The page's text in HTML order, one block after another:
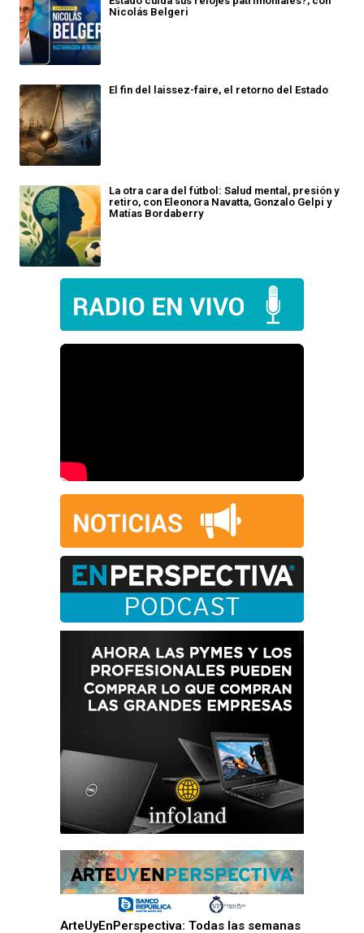
Nicolás Belgeri
El fin del laissez-faire, el retorno del Estado
La otra cara del fútbol: Salud mental, presión y
retiro, con Eleonora Navatta, Gonzalo Gelpi y
Matías Bordaberry
ArteUyEnPerspectiva: Todas las semanas